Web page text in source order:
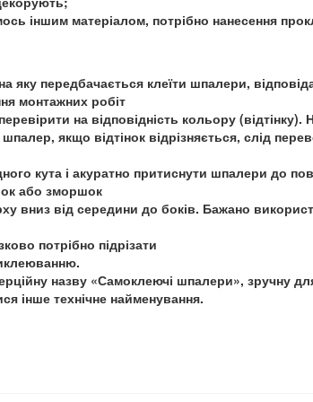
іншим матеріалом, потрібно нанесення
яку передбачається клеїти шпалери,
монтажних робіт
на відповідність кольору
якщо відтінок відрізняється, слід
кута і акуратно притиснути шпалери до
або зморшок
вниз від середини до боків. Бажано
потрібно підрізати
назву «Самоклеючі шпалери», зручну
інше технічне найменування.